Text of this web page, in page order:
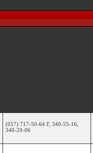
(057) 717-50-64 F, 340-55-16,
340-20-06